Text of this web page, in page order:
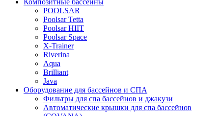
Композитные бассейны
POOLSAR
Poolsar Tetta
Poolsar HIIT
Poolsar Space
X-Trainer
Riverina
Aqua
Brilliant
Java
Оборудование для бассейнов и СПА
Фильтры для спа бассейнов и джакузи
Автоматические крышки для спа бассейнов